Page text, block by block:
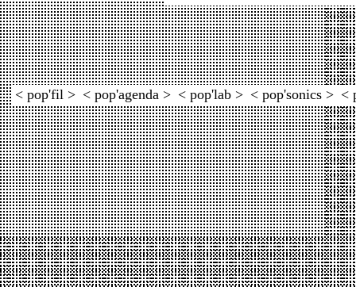
< pop'fil > < pop'agenda > < pop'lab > < pop'sonics > <